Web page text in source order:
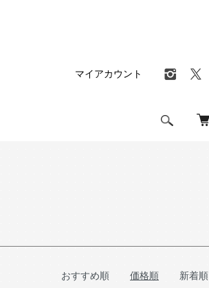
マイアカウント
おすすめ順 価格順 新着順